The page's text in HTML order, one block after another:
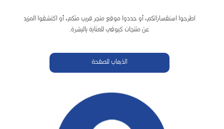
اطرحوا استفساراتكم، أو حددوا موقع متجر قريب منكم، أو اكتشفوا المزيد
عن منتجات كيوڤي للعناية بالبشرة.
الذهاب للصفحة